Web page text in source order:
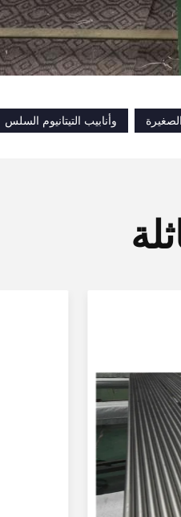
وأنابيب التيتانيوم السلس